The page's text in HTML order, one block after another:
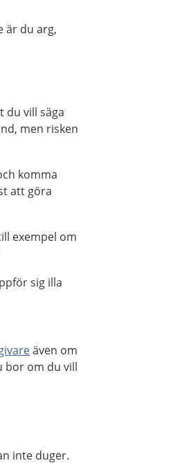
är du arg,
du vill säga
men risken
komma
att göra
exempel om
sig illa
även om
bor om du vill
inte duger.